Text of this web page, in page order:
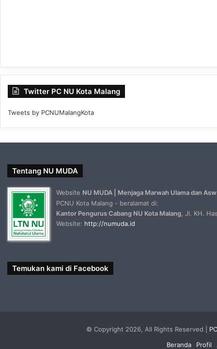
Twitter PC NU Kota Malang
Tweets by PCNUMalangKota
Tentang NU MUDA
Website NU MUDA | Menjaga Marwah Ulama dan
PCNU Kota Malang - beralamat di:
Kantor Pengurus Cabang NU Kota Malang , Jl. KH.
Website: http://numuda.id
Temukan kami di Facebook
© Copyright 2026, All Rights Reserved |
Beranda
Profil